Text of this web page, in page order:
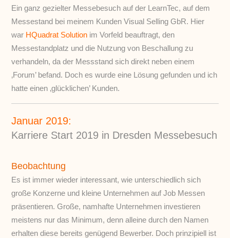
Ein ganz gezielter Messebesuch auf der LearnTec, auf dem
Messestand bei meinem Kunden Visual Selling GbR. Hier
war HQuadrat Solution im Vorfeld beauftragt, den
Messestandplatz und die Nutzung von Beschallung zu
verhandeln, da der Messstand sich direkt neben einem
‚Forum’ befand. Doch es wurde eine Lösung gefunden und ich
hatte einen ‚glücklichen’ Kunden.
Januar 2019:
Karriere Start 2019 in Dresden Messebesuch
Beobachtung
Es ist immer wieder interessant, wie unterschiedlich sich
große Konzerne und kleine Unternehmen auf Job Messen
präsentieren. Große, namhafte Unternehmen investieren
meistens nur das Minimum, denn alleine durch den Namen
erhalten diese bereits genügend Bewerber. Doch prinzipiell ist